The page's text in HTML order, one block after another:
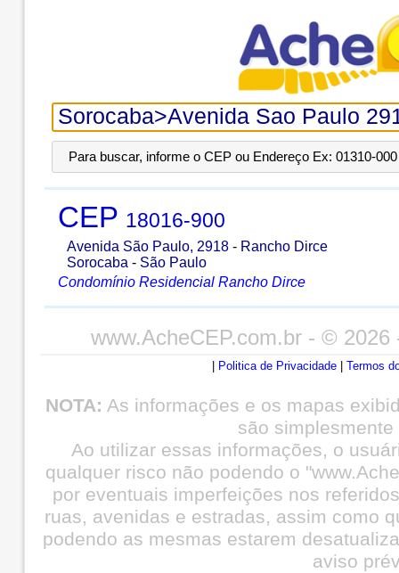
Para buscar, informe o CEP ou Endereço Ex: 01310-
CEP 18016-900
Avenida São Paulo, 2918- Rancho Dirce
Sorocaba - São Paulo
Condomínio Residencial Rancho Dirce
www.AcheCEP.com.br- © 2026
Politica de Privacidade Termos
NOTA: As informações e os mapas
são
Ao utilizar essas informações, o
qualquer risco não podendo o
por eventuais imperfeições nos
ruas, avenidas e estradas, assim como
podendo as mesmas estarem
aviso